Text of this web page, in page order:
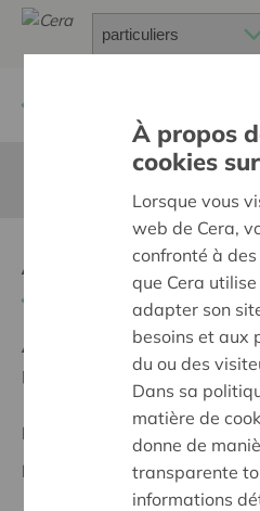
Aankoop
Ambition:
Des quartiers
pour tous
Projet régional
Date de début:16/10/2024
À propos
cookies
Lorsque vous
web de Cera,
confronté à des
que Cera
adapter son
besoins et aux
du ou des
Dans sa
matière de
donne de
transparente
informations